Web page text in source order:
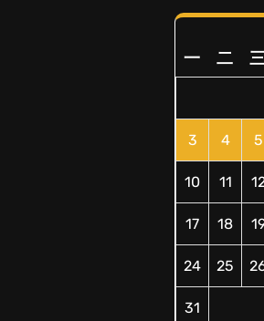
一 二
3 4 5
10 11
17 18
24 25
31